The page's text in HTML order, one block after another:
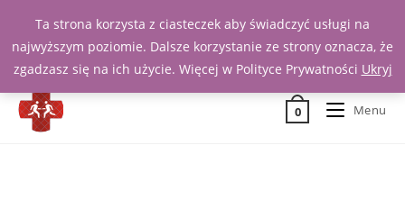
Zadzwoń 539 391 290
0 Menu
Ta strona korzysta z ciasteczek aby świadczyć usługi na
najwyższym poziomie. Dalsze korzystanie ze strony oznacza, że
zgadzasz się na ich użycie. Więcej w Polityce Prywatności Ukryj